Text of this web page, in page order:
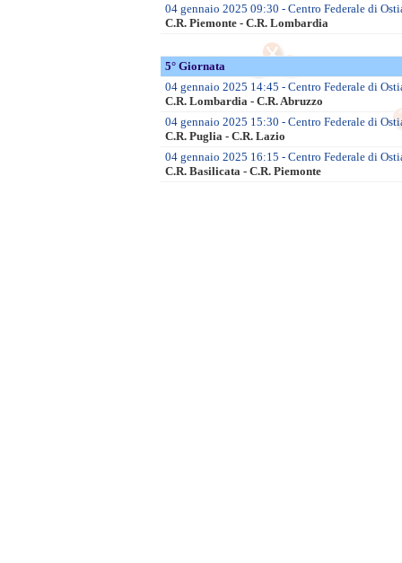
04 gennaio 2025 09:30 - Centro Federale di
C.R. Piemonte - C.R. Lombardia
5° Giornata
04 gennaio 2025 14:45 - Centro Federale di
C.R. Lombardia - C.R. Abruzzo
04 gennaio 2025 15:30 - Centro Federale di
C.R. Puglia - C.R. Lazio
04 gennaio 2025 16:15 - Centro Federale di
C.R. Basilicata - C.R. Piemonte